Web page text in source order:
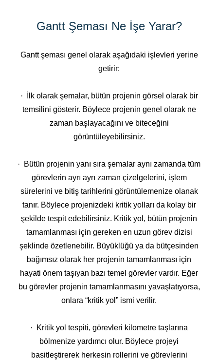
Gantt Şeması Ne İşe Yarar?
Gantt şeması genel olarak aşağıdaki işlevleri yerine
getirir:
· İlk olarak şemalar, bütün projenin görsel olarak bir
temsilini gösterir. Böylece projenin genel olarak ne
zaman başlayacağını ve biteceğini
görüntüleyebilirsiniz.
· Bütün projenin yanı sıra şemalar aynı zamanda tüm
görevlerin ayrı ayrı zaman çizelgelerini, işlem
sürelerini ve bitiş tarihlerini görüntülemenize olanak
tanır. Böylece projenizdeki kritik yolları da kolay bir
şekilde tespit edebilirsiniz. Kritik yol, bütün projenin
tamamlanması için gereken en uzun görev dizisi
şeklinde özetlenebilir. Büyüklüğü ya da bütçesinden
bağımsız olarak her projenin tamamlanması için
hayati önem taşıyan bazı temel görevler vardır. Eğer
bu görevler projenin tamamlanmasını yavaşlatıyorsa,
onlara “kritik yol” ismi verilir.
· Kritik yol tespiti, görevleri kilometre taşlarına
bölmenize yardımcı olur. Böylece projeyi
basitleştirerek herkesin rollerini ve görevlerini